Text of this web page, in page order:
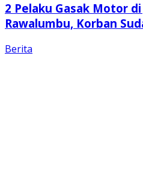
2 Pelaku Gasak Motor
Rawalumbu, Korban
Berita